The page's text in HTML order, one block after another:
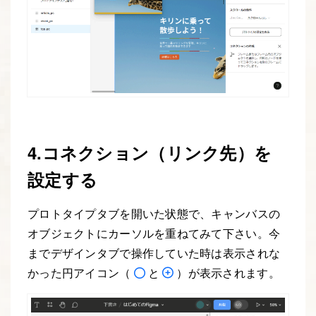
4.コネクション（リンク先）を
設定する
プロトタイプタブを開いた状態で、キャンバスの
オブジェクトにカーソルを重ねてみて下さい。今
までデザインタブで操作していた時は表示されな
かった円アイコン（
と ）が表示されます。